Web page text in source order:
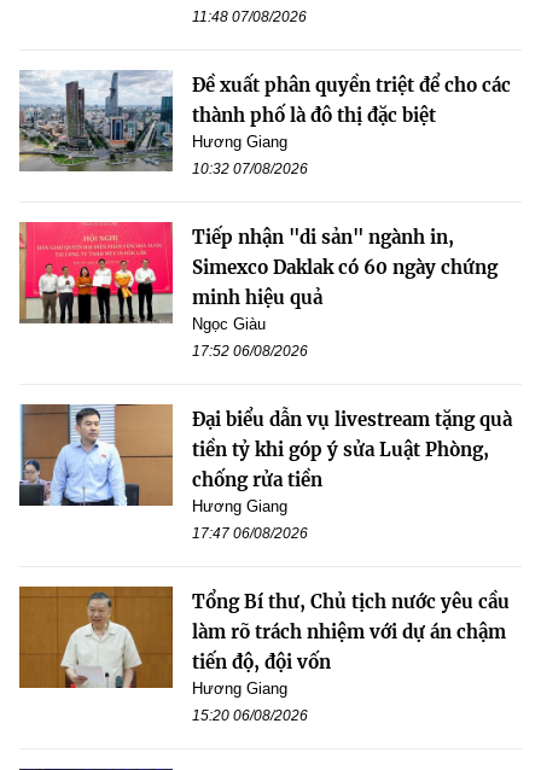
11:48 07/08/2026
Đề xuất phân quyền triệt để cho các
thành phố là đô thị đặc biệt
Hương Giang
10:32 07/08/2026
Tiếp nhận "di sản" ngành in,
Simexco Daklak có 60 ngày chứng
minh hiệu quả
Ngọc Giàu
17:52 06/08/2026
Đại biểu dẫn vụ livestream tặng quà
tiền tỷ khi góp ý sửa Luật Phòng,
chống rửa tiền
Hương Giang
17:47 06/08/2026
Tổng Bí thư, Chủ tịch nước yêu cầu
làm rõ trách nhiệm với dự án chậm
tiến độ, đội vốn
Hương Giang
15:20 06/08/2026